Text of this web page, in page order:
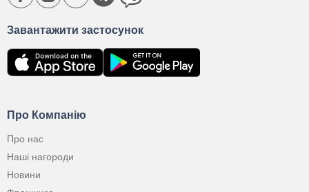
Про Компанію
Про нас
Наші нагороди
Новини
Завантажити застосунок